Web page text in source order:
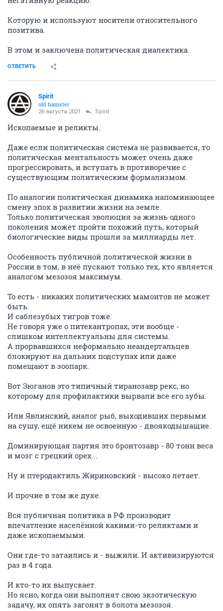
Которую и используют носители относительного
позитива.
В этом и заключена политическая диалектика.
ОТВЕТИТЬ
Spirit
old hamster
26 августа 2021 Spirit
Ископаемые и реликты.
Даже если политическая система не развивается, то
политическая ментальность может очень даже
прогрессировать, и вступать в противоречие с
существующим политическим формализмом.
По аналогии политическая динамика напоминающее
смену эпох в развитии жизни на земле.
Только политическая эволюция за жизнь одного
поколения может пройти похожий путь, который
биологические виды прошли за миллиарды лет.
Особенность публичной политической жизни в
России в том, в неё пускают только тех, кто является
аналогом мезозоя максимум.
То есть - никаких политических мамонтов не может
быть.
И саблезубых тигров тоже.
Не говоря уже о питекантропах, эти вообще -
слишком интеллектуальны для системы.
А прорвавшихся неформально неандертальцев
блокируют на дальних подступах или даже
помещают в зоопарк.
Вот Зюганов это типичный тиранозавр рекс, но
которому для профилактики вырвали все его зубы.
Или Явлинский, аналог рыб, выходивших первыми
на сушу, ещё никем не освоенную - двоякодышащие.
Доминирующая партия это бронтозавр - 80 тонн веса
и мозг с грецкий орех...
Ну и птеродактиль Жириновский - высоко летает.
И прочие в том же духе.
Вся публичная политика в РФ производит
впечатление населённой какими-то реликтами и
даже ископаемыми.
Они где-то затаились и - выжили. И активизируются
раз в 4 года.
И кто-то их выпускает.
Но ясно, когда они выполнят свою экзотическую
задачу, их опять загонят в болота мезозоя.